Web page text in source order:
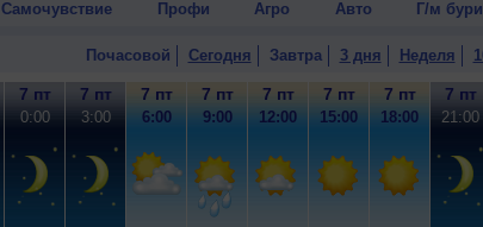
Самочувствие Профи Агро Авто Г/м бури
Почасовой Сегодня Завтра 3 дня Неделя
7 пт
0:00
7 пт
3:00
7 пт
6:00
7 пт
9:00
7 пт
12:00
7 пт
15:00
7 пт
18:00
7 пт
21:00